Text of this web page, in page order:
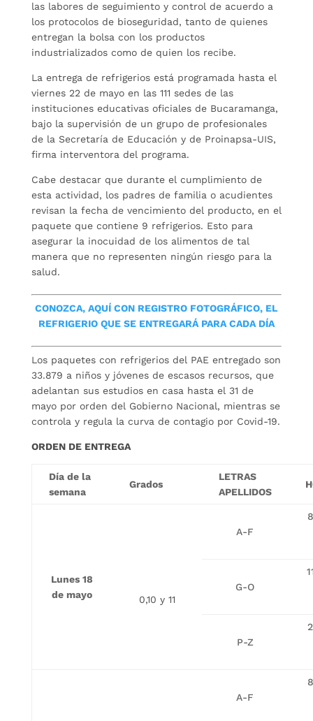
las labores de seguimiento y control de acuerdo a
los protocolos de bioseguridad, tanto de quienes
entregan la bolsa con los productos
industrializados como de quien los recibe.
La entrega de refrigerios está programada hasta el
viernes 22 de mayo en las 111 sedes de las
instituciones educativas oficiales de Bucaramanga,
bajo la supervisión de un grupo de profesionales
de la Secretaría de Educación y de Proinapsa-UIS,
firma interventora del programa.
Cabe destacar que durante el cumplimiento de
esta actividad, los padres de familia o acudientes
revisan la fecha de vencimiento del producto, en el
paquete que contiene 9 refrigerios. Esto para
asegurar la inocuidad de los alimentos de tal
manera que no representen ningún riesgo para la
salud.
CONOZCA, AQUÍ CON REGISTRO FOTOGRÁFICO, EL
REFRIGERIO QUE SE ENTREGARÁ PARA CADA DÍA
Los paquetes con refrigerios del PAE entregado son
33.879 a niños y jóvenes de escasos recursos, que
adelantan sus estudios en casa hasta el 31 de
mayo por orden del Gobierno Nacional, mientras se
controla y regula la curva de contagio por Covid-19.
ORDEN DE ENTREGA
Día de la
semana
Grados
LETRAS
APELLIDOS
Lunes 18
de mayo
0,10 y 11
A-F
G-O
P-Z
A-F